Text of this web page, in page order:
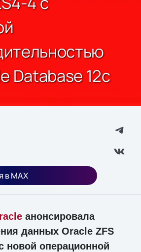
Database 12c
в MAX
анонсировала
данных Oracle ZFS
новой операционной